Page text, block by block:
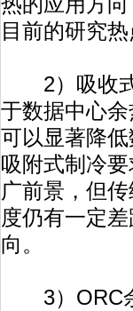
目前的研究热
2）吸收式
于数据中心
可以显著降
吸附式制冷
广前景，但
度仍有一定
向。
3）ORC余